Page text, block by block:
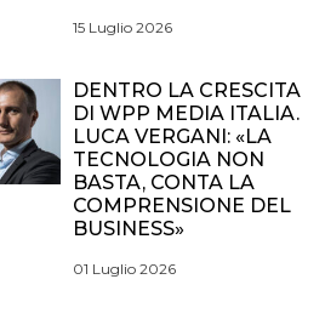
15 Luglio 2026
DENTRO LA CRESCITA
DI WPP MEDIA ITALIA.
LUCA VERGANI: «LA
TECNOLOGIA NON
BASTA, CONTA LA
COMPRENSIONE DEL
BUSINESS»
01 Luglio 2026